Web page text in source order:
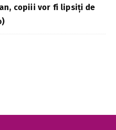
copiii vor fi lipsiți de